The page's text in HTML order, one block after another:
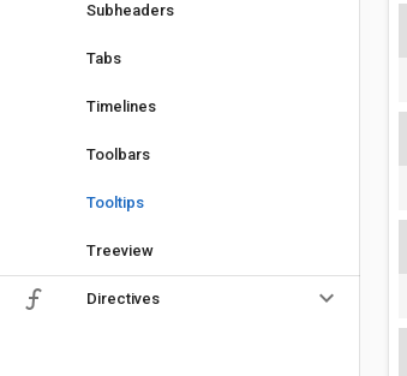
Subheaders
Tabs
Timelines
Toolbars
Tooltips
Treeview
Directives keyboard_arrow_down